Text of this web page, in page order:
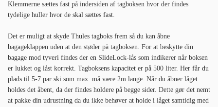
Klemmerne sættes fast på indersiden af tagboksen hvor der findes
tydelige huller hvor de skal sættes fast.
Det er muligt at skyde Thules tagboks frem så du kan åbne
bagageklappen uden at den støder på tagboksen. For at beskytte din
bagage mod tyveri findes der en SlideLock-lås som indikerer når boksen
er lukket og låst korrekt. Tagboksens kapacitet er på 500 liter. Her får du
plads til 5-7 par ski som max. må være 2m lange. Når du åbner låget
holdes det åbent, da der findes holdere på begge sider. Dette gør det nemt
at pakke din udrustning da du ikke behøver at holde i låget samtidig med